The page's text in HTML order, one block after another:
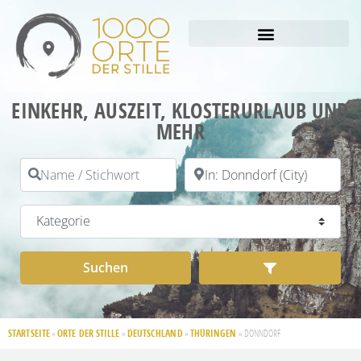
EINKEHR, AUSZEIT, KLOSTERURLAUB UND
MEHR
Name / Stichwort PLZ / Ort
Kategorie
Suchen Advanced
STARTSEITE » ORTE DER STILLE » DEUTSCHLAND» THÜRINGEN » DONNDORF